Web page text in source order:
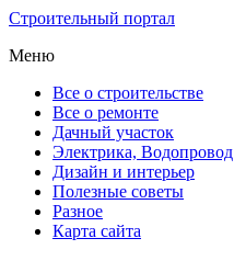
Строительный портал
Меню
Все о строительстве
Все о ремонте
Дачный участок
Электрика, Водопровод
Дизайн и интерьер
Полезные советы
Разное
Карта сайта